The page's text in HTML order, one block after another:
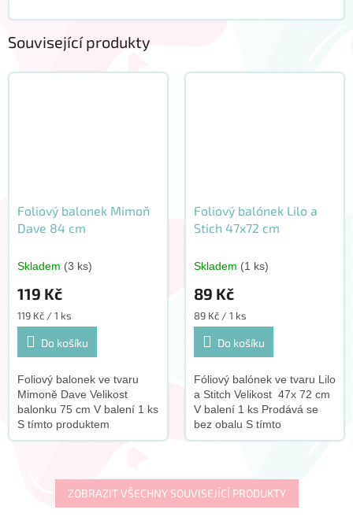
Související produkty
Foliový balonek Mimoň
Dave 84 cm
Skladem (3 ks)
119 Kč
Měrná
cena:
119 Kč / 1 ks
Do košíku
Foliový balonek ve tvaru
Mimoně Dave Velikost
balonku 75 cm V balení 1 ks
S tímto produktem
doporučujeme zakoupit
Foliový balónek Lilo a
Stich 47x72 cm
Skladem (1 ks)
89 Kč
Měrná
cena:
89 Kč / 1 ks
Do košíku
Fóliový balónek ve tvaru Lilo
a Stitch Velikost 47x 72 cm
V balení 1 ks Prodává se
bez obalu S tímto
produktem doporučujeme
ZOBRAZIT VŠECHNY SOUVISEJÍCÍ PRODUKTY